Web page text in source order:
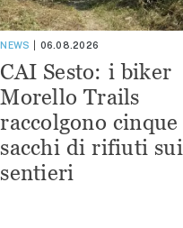
NEWS 06.08.2026
CAI Sesto: i biker
Morello Trails
raccolgono cinque
sacchi di rifiuti sui
sentieri